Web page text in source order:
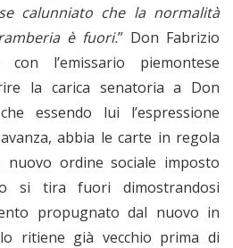
calunniato che la normalità
è fuori.” Don Fabrizio
l’emissario piemontese
la carica senatoria a Don
essendo lui l’espressione
abbia le carte in regola
ordine sociale imposto
si tira fuori dimostrandosi
propugnato dal nuovo in
ritiene già vecchio prima di